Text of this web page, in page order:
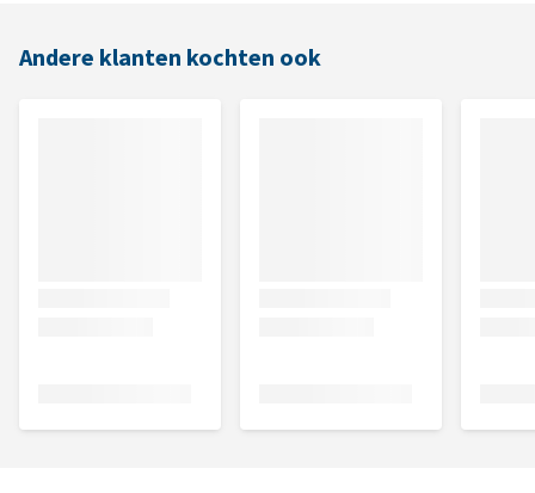
Andere klanten kochten ook